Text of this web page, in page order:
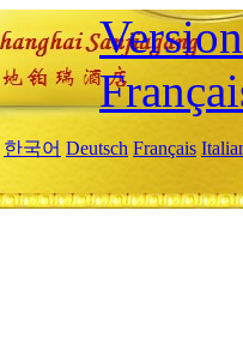
한국어 Deutsch Français